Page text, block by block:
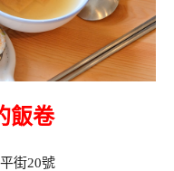
飯卷
街20號